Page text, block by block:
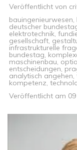
Veröffentlicht von
bauingenieurwesen,
deutscher
elektrotechnik,
gesellschaft,
infrastrukturelle
bundestag,
maschinenbau,
entscheidungen,
analytisch angehen,
kompetenz,
Veröffentlicht am